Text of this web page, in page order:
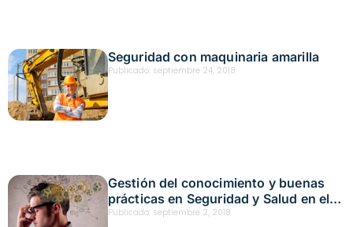
Seguridad con maquinaria amarilla
Publicado: septiembre 24, 2018
Gestión del conocimiento y buenas
prácticas en Seguridad y Salud en el
Trabajo
Publicado: septiembre 2, 2018